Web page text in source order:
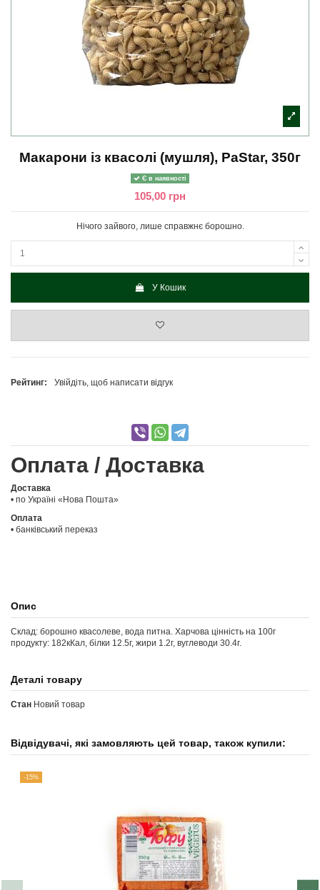
Макарони із квасолі (мушля), PaStar, 350г
Є в наявності
105,00 грн
Нічого зайвого, лише справжнє борошно.
У Кошик
Рейтинг: Увійдіть, щоб написати відгук
Оплата / Доставка
Доставка
• по Україні «Нова Пошта»
Оплата
• банківський переказ
Опис
Склад: борошно квасолеве, вода питна. Харчова цінність на 100г
продукту: 182кКал, білки 12.5г, жири 1.2г, вуглеводи 30.4г.
Деталі товару
Стан Новий товар
Відвідувачі, які замовляють цей товар, також купили:
-15%